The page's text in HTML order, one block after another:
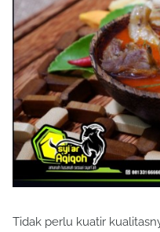
Tidak perlu kuatir